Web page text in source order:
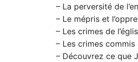
– La perversité de
– Le mépris et
– Les crimes de
– Les crimes
– Découvrez ce que